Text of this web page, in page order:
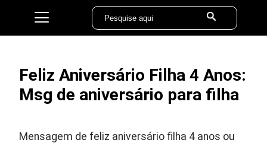
Feliz Aniversário Filha 4 Anos:
Msg de aniversário para filha
Mensagem de feliz aniversário filha 4 anos ou